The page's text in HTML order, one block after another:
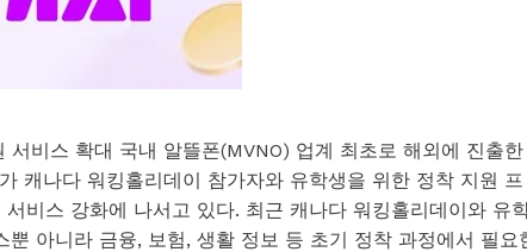
서비스 확대 국내 알뜰폰(MVNO) 업계 최초로 해외에 진출한
캐나다 워킹홀리데이 참가자와 유학생을 위한 정착 지원 프
서비스 강화에 나서고 있다. 최근 캐나다 워킹홀리데이와 유
아니라 금융, 보험, 생활 정보 등 초기 정착 과정에서 필요